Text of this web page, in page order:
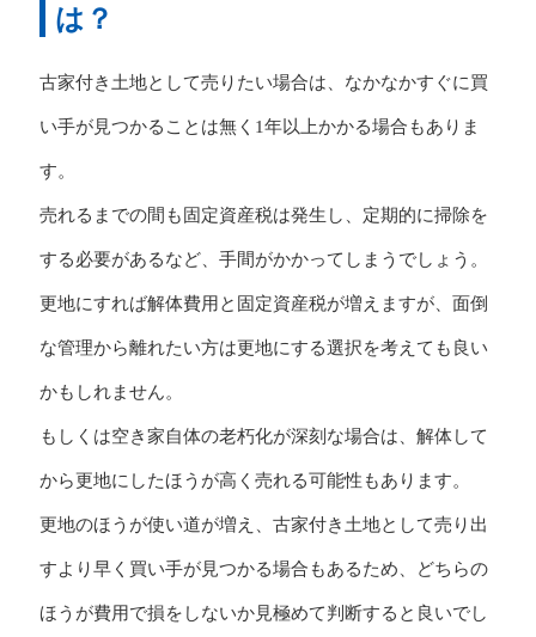
は？
古家付き土地として売りたい場合は、なかなかすぐに買
い手が見つかることは無く1年以上かかる場合もありま
す。
売れるまでの間も固定資産税は発生し、定期的に掃除を
する必要があるなど、手間がかかってしまうでしょう。
更地にすれば解体費用と固定資産税が増えますが、面倒
な管理から離れたい方は更地にする選択を考えても良い
かもしれません。
もしくは空き家自体の老朽化が深刻な場合は、解体して
から更地にしたほうが高く売れる可能性もあります。
更地のほうが使い道が増え、古家付き土地として売り出
すより早く買い手が見つかる場合もあるため、どちらの
ほうが費用で損をしないか見極めて判断すると良いでし